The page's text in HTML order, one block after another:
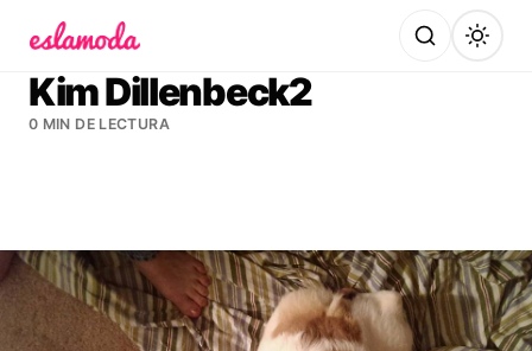
Kim Dillenbeck2
0 MIN DE LECTURA